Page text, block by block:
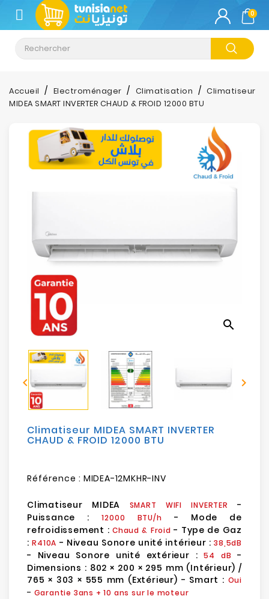
CATÉGORIE
Climatisation
Informatique
Tablette
Impression
Son-
Photos
Electroménager
Bureautique
Sécurité
Mobilités
Loisirs
0
Accueil Electroménager Climatisation
Climatiseur
MIDEA SMART INVERTER CHAUD & FROID 12000 BTU
search
 
Climatiseur MIDEA SMART INVERTER
CHAUD & FROID 12000 BTU
Référence : MIDEA-12MKHR-INV
Climatiseur MIDEA SMART WIFIINVERTER
-
Puissance :12000 BTU/h
- Mode de
refroidissement : Chaud & Froid - Type de Gaz
:R410A - Niveau Sonore unité intérieur :38,5dB
- Niveau Sonore unité extérieur :54 dB
-
Dimensions : 802 × 200 × 295 mm (Intérieur) /
765 × 303 × 555 mm (Extérieur) - Smart : Oui
- Garantie 3ans + 10 ans sur le moteur